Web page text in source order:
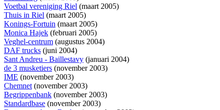
Voetbal vereniging Riel (maart 2005)
Thuis in Riel (maart 2005)
Konings-Fortuin (maart 2005)
Monica Hajek (februari 2005)
Veghel-centrum (augustus 2004)
DAF trucks (juni 2004)
Sant Andreu - Baillestavy (januari 2004)
de 3 musketiers (november 2003)
IME (november 2003)
Chemnet(november 2003)
Begrippenbank (november 2003)
Standardbase (november 2003)